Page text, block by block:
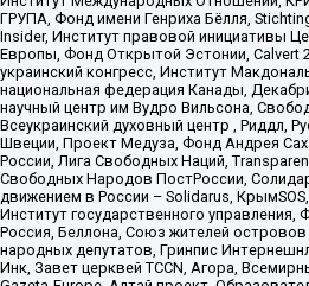
ГРУПА, Фонд имени Генриха Бёлля,
Insider, Институт правовой инициативы
Европы, Фонд Открытой Эстонии, Calvert
украинский конгресс, Институт
национальная федерация Канады,
научный центр им Вудро Вильсона,
Всеукраинский духовный центр , Риддл,
Швеции, Проект Медуза, Фонд Андрея
России, Лига Свободных Наций,
Свободных Народов ПостРоссии,
движением в России – Solidarus,
Институт государственного
Россия, Беллона, Союз жителей
народных депутатов, Гринпис
Инк, Завет церквей TCCN, Агора,